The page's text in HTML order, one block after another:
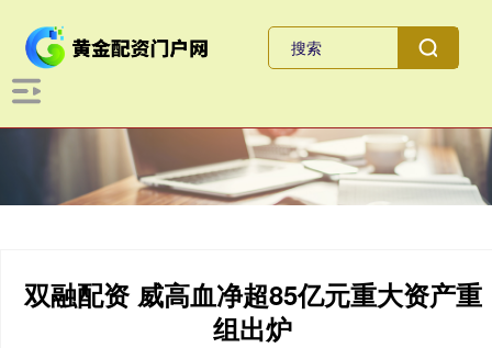
双融配资 威高血净超85亿元重大资产重
组出炉